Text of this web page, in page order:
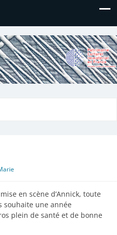
en scène d’Annick, toute
souhaite une année
plein de santé et de bonne